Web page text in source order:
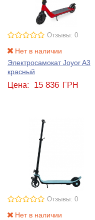
Отзывы: 0
Нет в наличии
Электросамокат Joyor A3
красный
Цена: 15 836 ГРН
Отзывы: 0
Нет в наличии